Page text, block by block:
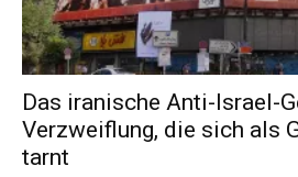
Das iranische Anti-Israel-
Verzweiflung, die sich als
tarnt